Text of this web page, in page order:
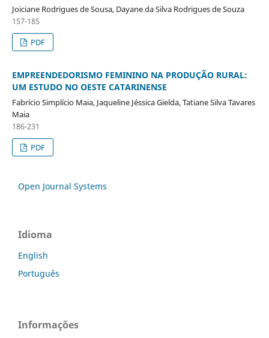
Joiciane Rodrigues de Sousa, Dayane da Silva Rodrigues de Souza
157-185
PDF
EMPREENDEDORISMO FEMININO NA PRODUÇÃO RURAL:
UM ESTUDO NO OESTE CATARINENSE
Fabrício Simplício Maia, Jaqueline Jéssica Gielda, Tatiane Silva Tavares
Maia
186-231
PDF
Open Journal Systems
Idioma
English
Português
Informações